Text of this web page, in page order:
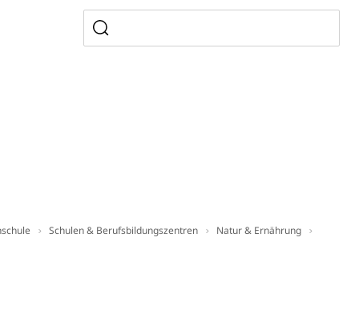
Schulen & Berufsbildungszentren
Natur & Ernährung